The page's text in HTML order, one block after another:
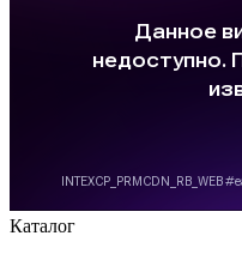
Каталог